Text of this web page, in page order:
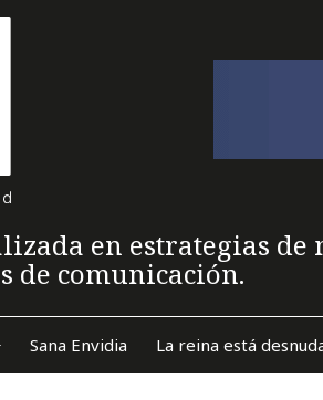
en estrategias de
de comunicación.
Sana Envidia La reina está